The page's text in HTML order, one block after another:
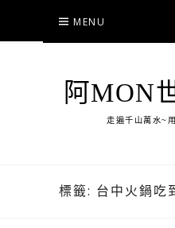
content
MENU
阿MON
走遍千山萬水~
標籤: 台中火鍋吃